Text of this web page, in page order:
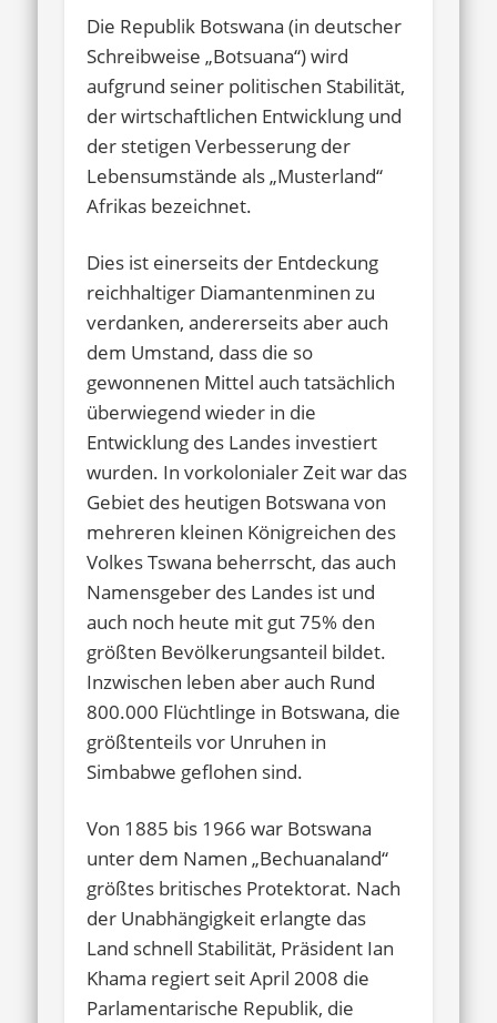
Die Republik Botswana (in deutscher
Schreibweise „Botsuana“) wird
aufgrund seiner politischen Stabilität,
der wirtschaftlichen Entwicklung und
der stetigen Verbesserung der
Lebensumstände als „Musterland“
Afrikas bezeichnet.
Dies ist einerseits der Entdeckung
reichhaltiger Diamantenminen zu
verdanken, andererseits aber auch
dem Umstand, dass die so
gewonnenen Mittel auch tatsächlich
überwiegend wieder in die
Entwicklung des Landes investiert
wurden. In vorkolonialer Zeit war das
Gebiet des heutigen Botswana von
mehreren kleinen Königreichen des
Volkes Tswana beherrscht, das auch
Namensgeber des Landes ist und
auch noch heute mit gut 75% den
größten Bevölkerungsanteil bildet.
Inzwischen leben aber auch Rund
800.000 Flüchtlinge in Botswana, die
größtenteils vor Unruhen in
Simbabwe geflohen sind.
Von 1885 bis 1966 war Botswana
unter dem Namen „Bechuanaland“
größtes britisches Protektorat. Nach
der Unabhängigkeit erlangte das
Land schnell Stabilität, Präsident Ian
Khama regiert seit April 2008 die
Parlamentarische Republik, die